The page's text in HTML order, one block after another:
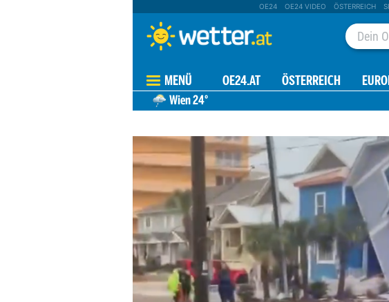
OE24 OE24 VIDEO ÖSTERREICH
MENÜ OE24.AT ÖSTERREICH
Wien24°